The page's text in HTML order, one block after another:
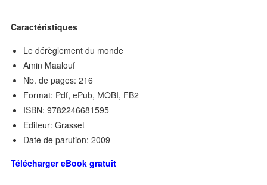
Caractéristiques
Le dérèglement du monde
Amin Maalouf
Nb. de pages: 216
Format: Pdf, ePub, MOBI, FB2
ISBN: 9782246681595
Editeur: Grasset
Date de parution: 2009
Télécharger eBook gratuit